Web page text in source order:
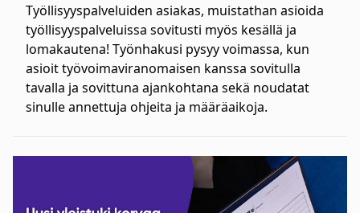
Työllisyyspalveluiden asiakas, muistathan asioida
työllisyyspalveluissa sovitusti myös kesällä ja
lomakautena! Työnhakusi pysyy voimassa, kun
asioit työvoimaviranomaisen kanssa sovitulla
tavalla ja sovittuna ajankohtana sekä noudatat
sinulle annettuja ohjeita ja määräaikoja.